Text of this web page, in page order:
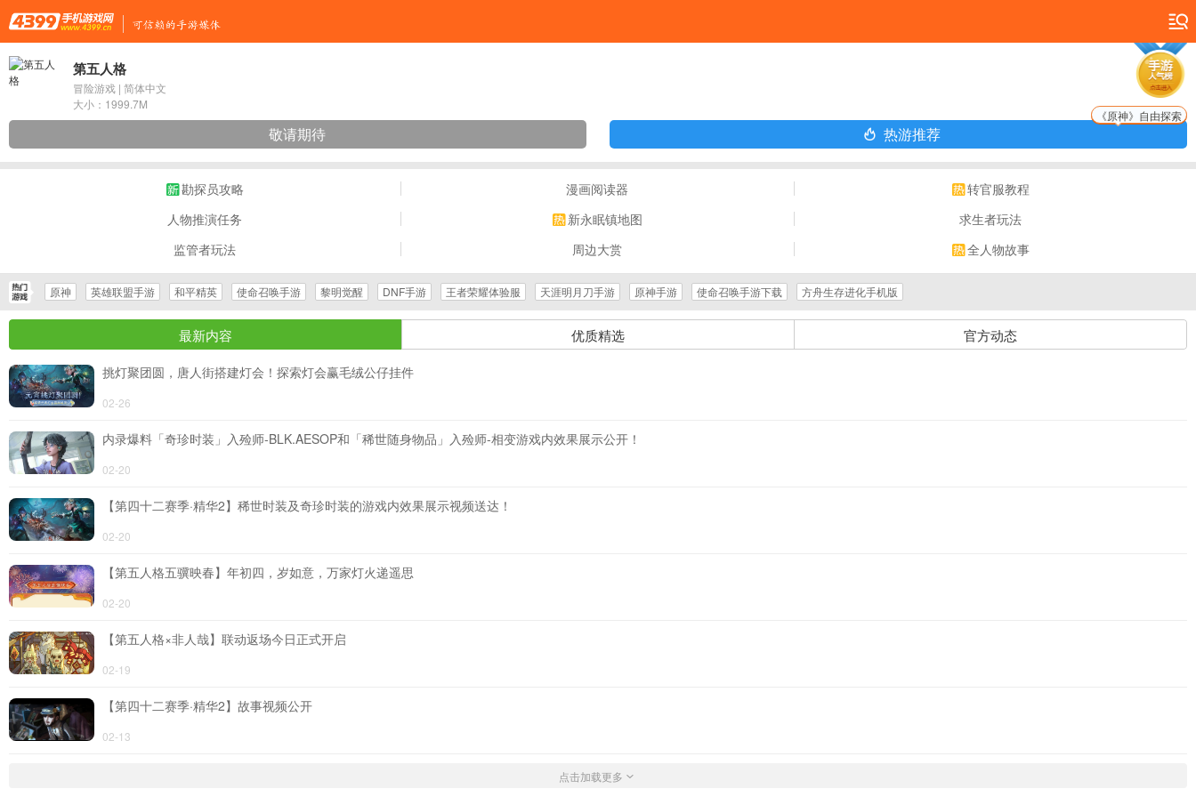
4399手机游戏网
第五人格
冒险游戏 | 简体中文
大小： 1999.7M
敬请期待 热游推荐
《原神》自由探索
勘探员攻略 漫画阅读器
转官服教程
人物推演任务
新永眠镇地图
求生者玩法
监管者玩法
周边大赏 全人物故事
热门
原神 英雄联盟手游 和平精英 使命召唤手游 黎明觉醒 DNF手游 王者荣耀体验服 天涯明月刀手游 原神手游 使命召唤手游下载 方舟生存进化手机版
最新内容 优质精选 官方动态
挑灯聚团圆，唐人街搭建灯会！探索灯会赢毛绒公仔挂件
02-26
内录爆料「奇珍时装」入殓师-BLK.AESOP和「稀世随身物品」入殓师-相变游戏内效果展示公开！
02-20
【第四十二赛季·精华2】稀世时装及奇珍时装的游戏内效果展示视频送达！
02-20
【第五人格五骥映春】年初四，岁如意，万家灯火递遥思
02-20
【第五人格×非人哉】联动返场今日正式开启
02-19
【第四十二赛季·精华2】故事视频公开
02-13
点击加载更多